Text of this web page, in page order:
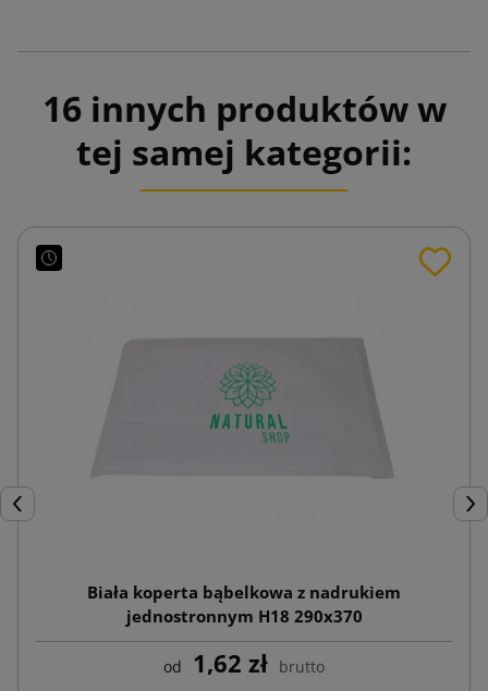
16 innych produktów w
tej samej kategorii:
Poprzedni
Biała koperta bąbelkowa z nadrukiem
jednostronnym H18 290x370
od 1,62 zł brutto